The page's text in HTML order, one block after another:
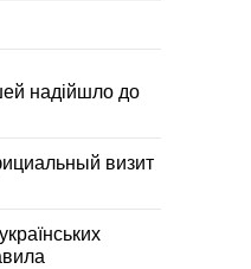
надійшло до
визит